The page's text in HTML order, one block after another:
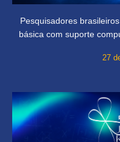
Pesquisadores
básica com suporte
27